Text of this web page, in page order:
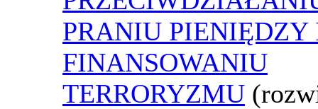
PRANIU PIENIĘDZY
FINANSOWANIU
TERRORYZMU